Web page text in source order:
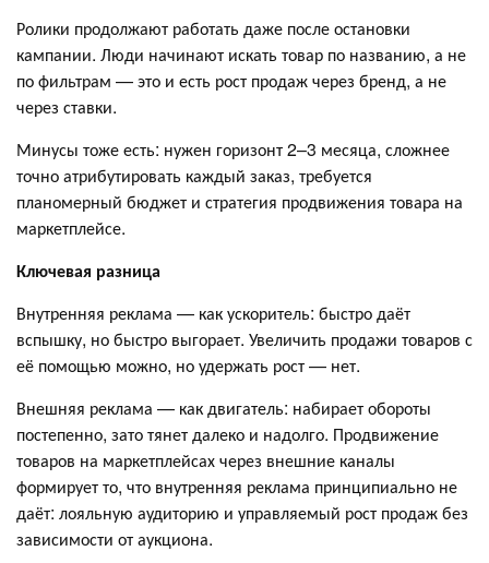
Ролики продолжают работать даже после остановки
кампании. Люди начинают искать товар по названию, а не
по фильтрам — это и есть рост продаж через бренд, а не
через ставки.
Минусы тоже есть: нужен горизонт 2–3 месяца, сложнее
точно атрибутировать каждый заказ, требуется
планомерный бюджет и стратегия продвижения товара на
маркетплейсе.
Ключевая разница
Внутренняя реклама — как ускоритель: быстро даёт
вспышку, но быстро выгорает. Увеличить продажи товаров с
её помощью можно, но удержать рост — нет.
Внешняя реклама — как двигатель: набирает обороты
постепенно, зато тянет далеко и надолго. Продвижение
товаров на маркетплейсах через внешние каналы
формирует то, что внутренняя реклама принципиально не
даёт: лояльную аудиторию и управляемый рост продаж без
зависимости от аукциона.